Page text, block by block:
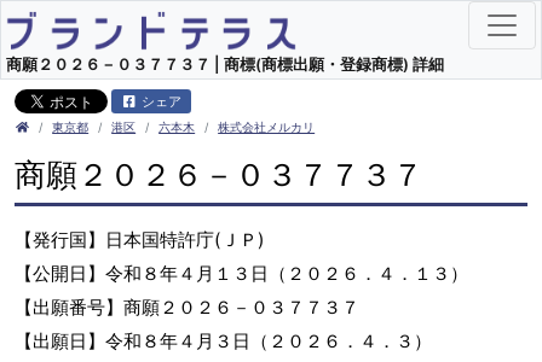
商願２０２６－０３７７３７ | 商標(商標出願・登録商標) 詳細
シェア
東京都 港区 六本木 株式会社メルカリ
商願２０２６－０３７７３７
【発行国】日本国特許庁(ＪＰ)
【公開日】令和８年４月１３日（２０２６．４．１３）
【出願番号】商願２０２６－０３７７３７
【出願日】令和８年４月３日（２０２６．４．３）